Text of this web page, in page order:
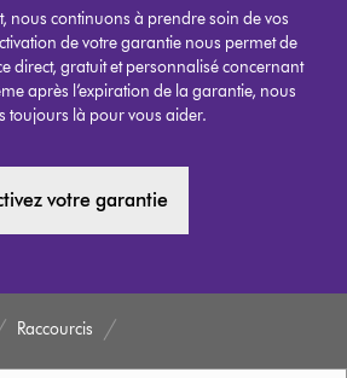
nous continuons à prendre soin de vos
de votre garantie nous permet de
direct, gratuit et personnalisé concernant
après l’expiration de la garantie, nous
toujours là pour vous aider.
votre garantie
Raccourcis